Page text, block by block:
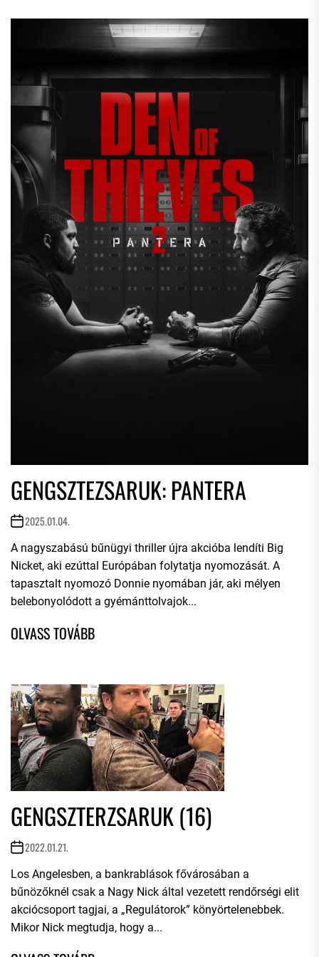
GENGSZTEZSARUK: PANTERA
2025.01.04.
A nagyszabású bűnügyi thriller újra akcióba lendíti Big
Nicket, aki ezúttal Európában folytatja nyomozását. A
tapasztalt nyomozó Donnie nyomában jár, aki mélyen
belebonyolódott a gyémánttolvajok...
GENGSZTERZSARUK (16)
2022.01.21.
Los Angelesben, a bankrablások fővárosában a
bűnözőknél csak a Nagy Nick által vezetett rendőrségi elit
akciócsoport tagjai, a „Regulátorok” könyörtelenebbek.
Mikor Nick megtudja, hogy a...